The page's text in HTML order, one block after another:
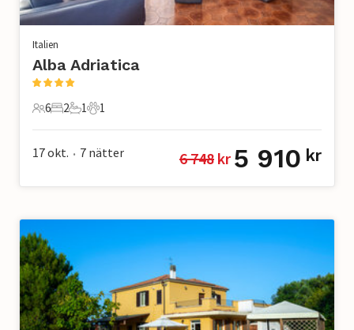
Italien
Alba Adriatica
6 Gäster
6
2 Sovrum
2
1 Badrum
1
1 Husdjur
1
17 okt. • 7 nätter 6 748 kr 5 910 kr